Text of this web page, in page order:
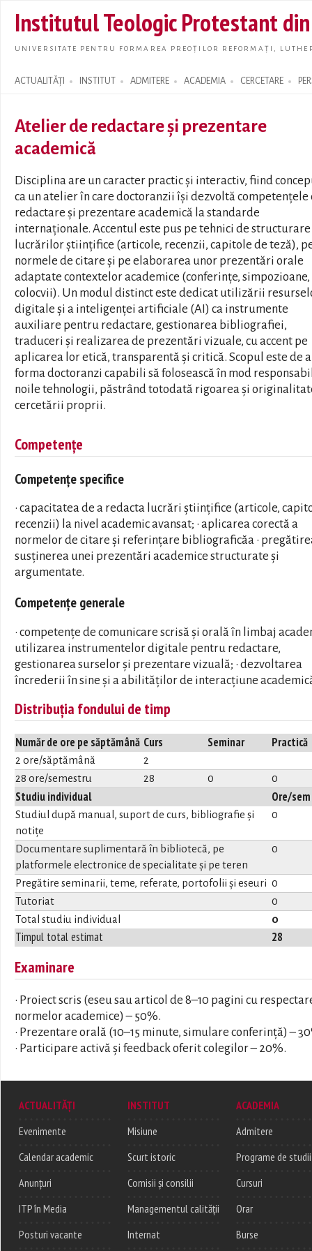
main
Institutul Teologic Protestant
UNIVERSITATE PENTRU FORMAREA PREOȚILOR REFORMAȚI,
ACTUALITĂȚI INSTITUT ADMITERE ACADEMIA CERCETARE
Search form
Atelier de redactare și prezentare
academică
Disciplina are un caracter practic și interactiv, fiind
ca un atelier în care doctoranzii își dezvoltă competențele
redactare și prezentare academică la standarde
internaționale. Accentul este pus pe tehnici de structurare
lucrărilor științifice (articole, recenzii, capitole de teză),
normele de citare și pe elaborarea unor prezentări orale
adaptate contextelor academice (conferințe, simpozioane,
colocvii). Un modul distinct este dedicat utilizării
digitale și a inteligenței artificiale (AI) ca instrumente
auxiliare pentru redactare, gestionarea bibliografiei,
traduceri și realizarea de prezentări vizuale, cu accent pe
aplicarea lor etică, transparentă și critică. Scopul este de a
forma doctoranzi capabili să folosească în mod
noile tehnologii, păstrând totodată rigoarea și
cercetării proprii.
Competențe
Competențe specifice
• capacitatea de a redacta lucrări științifice (articole,
recenzii) la nivel academic avansat; • aplicarea corectă a
normelor de citare și referințare bibliograficăa •
susținerea unei prezentări academice structurate și
argumentate.
Competențe generale
• competențe de comunicare scrisă și orală în limbaj
utilizarea instrumentelor digitale pentru redactare,
gestionarea surselor și prezentare vizuală; • dezvoltarea
încrederii în sine și a abilităților de interacțiune
Distribuția fondului de timp
Număr de ore pe săptămână Curs Seminar Practică
2 ore/săptămână
2
28 ore/semestru
28 0 0
Studiu individual Ore/sem
Timpul total estimat 28
Studiul după manual, suport de curs, bibliografie și
notițe
0
Documentare suplimentară în bibliotecă, pe
platformele electronice de specialitate și pe teren
0
Pregătire seminarii, teme, referate, portofolii și eseuri 0
Tutoriat
0
Total studiu individual
0
Examinare
• Proiect scris (eseu sau articol de 8–10 pagini cu
normelor academice) – 50%.
• Prezentare orală (10–15 minute, simulare conferință) –
• Participare activă și feedback oferit colegilor – 20%.
ACTUALITĂȚI
Evenimente
Calendar academic
Anunțuri
ITP în Media
Posturi vacante
INSTITUT
Misiune
Scurt istoric
Comisii și consilii
Managementul calității
Internat
ACADEMIA
Admitere
Programe de studii
Cursuri
Orar
Burse